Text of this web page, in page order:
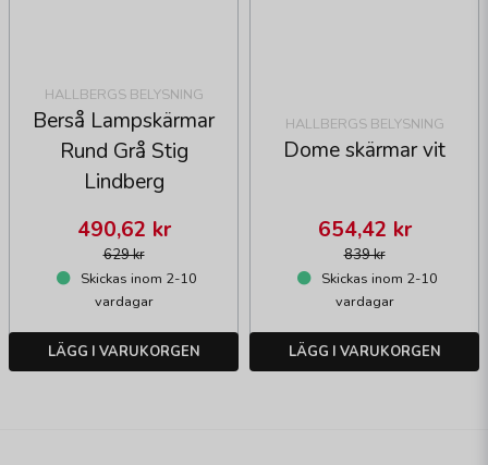
HALLBERGS BELYSNING
Berså Lampskärmar
Rund Grå Stig
Lindberg
629 kr
490,62 kr
Skickas inom 2-10
vardagar
LÄGG I VARUKORGEN
HALLBERGS BELYSNING
Dome skärmar vit
839 kr
654,42 kr
Skickas inom 2-10
vardagar
LÄGG I VARUKORGEN